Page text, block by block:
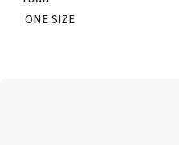
ONE SIZE